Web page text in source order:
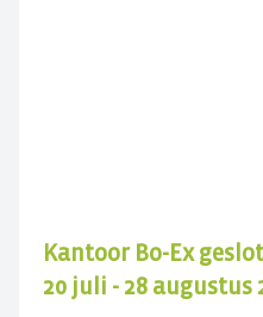
Kantoor Bo-Ex
20 juli - 28 augustus